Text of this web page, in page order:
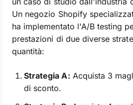
Un negozio Shopify
ha implementato l'A/B testing
prestazioni di due diverse
quantità:
Strategia A: Acquista 3
di sconto.